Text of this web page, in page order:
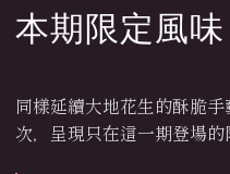
本期限定風味
同樣延續大地花生的酥脆
次，呈現只在這一期登場的